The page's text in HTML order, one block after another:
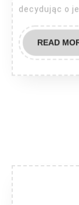
decydując o
READ